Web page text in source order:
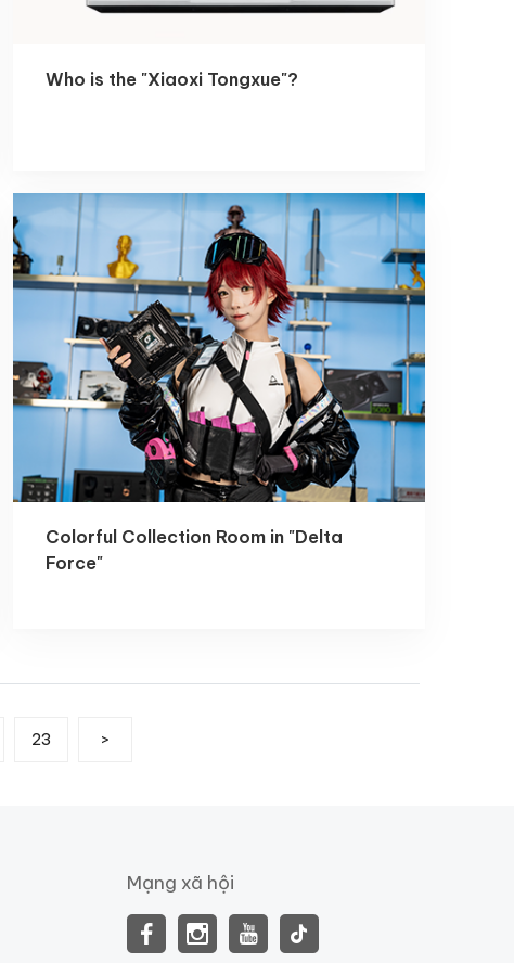
Who is the "Xiaoxi Tongxue"?
Colorful Collection Room in "Delta
Force"
23 >
Mạng xã hội